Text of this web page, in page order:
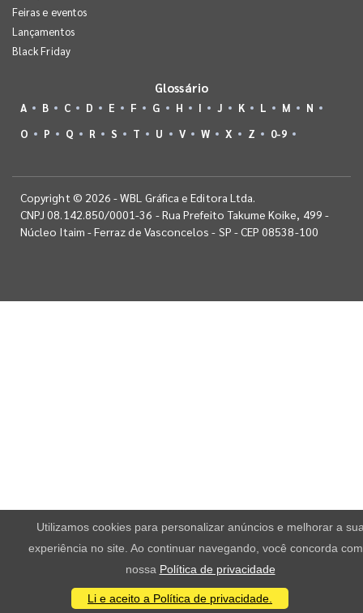
Feiras e eventos
Lançamentos
Black Friday
Glossário
A B C D E F G H I J K L M
N
O
P Q R S T U V W X Z 0-9
Copyright © 2026 - WBL Gráfica e Editora Ltda.
CNPJ 08.142.850/0001-36 - Rua Prefeito Takume Koike, 499 -
Núcleo Itaim - Ferraz de Vasconcelos - SP - CEP 08538-100
Utilizamos cookies para personalizar anúncios e melhorar a
experiência no site. Ao continuar navegando, você concorda
nossa Política de privacidade
Li e aceito a Política de privacidade.